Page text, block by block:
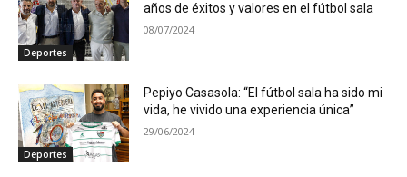
Deportes
años de éxitos y valores en el fútbol sala
08/07/2024
Deportes
Pepiyo Casasola: “El fútbol sala ha sido mi
vida, he vivido una experiencia única”
29/06/2024